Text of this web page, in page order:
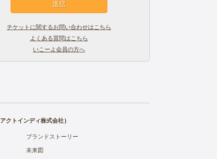
チケットに関するお問い合わせはこちら
よくある質問はこちら
いこーよ会員の方へ
アクトインディ株式会社）
ブランドストーリー
未来図